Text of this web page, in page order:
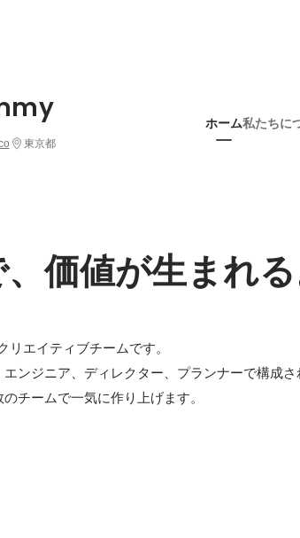
東京都
ホーム私たちに
価値が生まれる
リエイティブチームです。
ンジニア、ディレクター、プランナーで構成
チームで一気に作り上げます。